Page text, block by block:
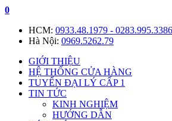
0
HCM: 0933.48.1979 - 0283.995.3386
Hà Nội: 0969.5262.79
GIỚI THIỆU
HỆ THỐNG CỬA HÀNG
TUYỂN ĐẠI LÝ CẤP 1
TIN TỨC
KINH NGHIỆM
HƯỚNG DẪN